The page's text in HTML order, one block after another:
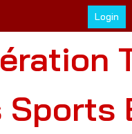
Login
Sports